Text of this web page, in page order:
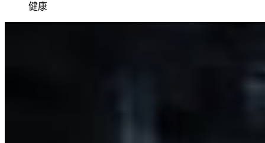
健康